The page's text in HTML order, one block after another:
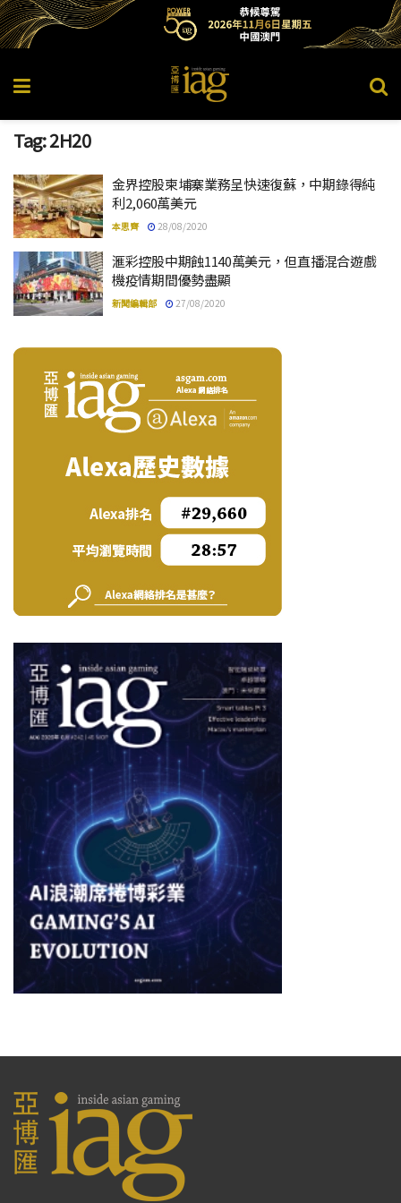
Tag:2H20
金界控股柬埔寨業務呈快速復蘇，中期錄得純
利2,060萬美元
本思齊 28/08/2020
滙彩控股中期蝕1140萬美元，但直播混合遊戲
機疫情期間優勢盡顯
新聞編輯部 27/08/2020